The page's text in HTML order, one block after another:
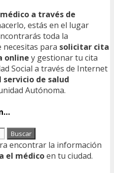
a través de
estás en el lugar
toda la
para solicitar cita
online y gestionar tu cita
Social a través de Internet
de salud
Autónoma.
encontrar la información
el médicoen tu ciudad.